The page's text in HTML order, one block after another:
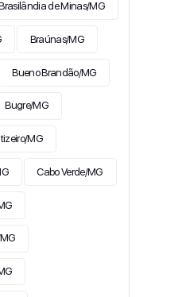
de Minas/MG
Braúnas/MG
Bueno Brandão/MG
Bugre/MG
MG
Cabo Verde/MG